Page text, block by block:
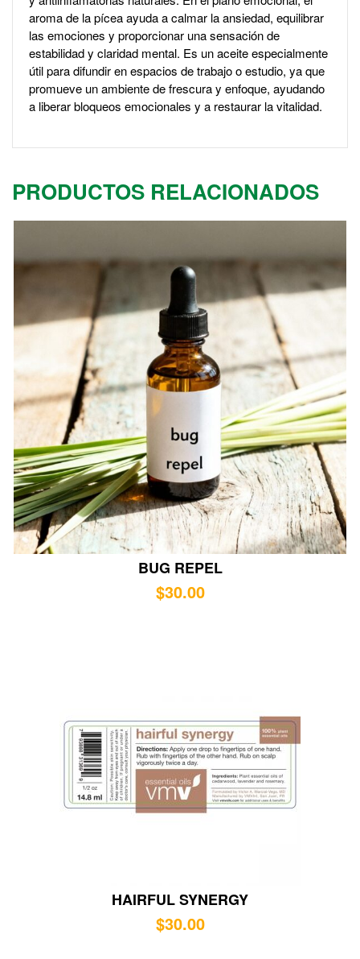
aroma de la pícea ayuda a calmar la ansiedad, equilibrar
las emociones y proporcionar una sensación de
estabilidad y claridad mental. Es un aceite especialmente
útil para difundir en espacios de trabajo o estudio, ya que
promueve un ambiente de frescura y enfoque, ayudando
a liberar bloqueos emocionales y a restaurar la vitalidad.
PRODUCTOS RELACIONADOS
BUG REPEL
$30.00
HAIRFUL SYNERGY
$30.00